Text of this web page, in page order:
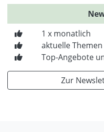
1 x monatlich
aktuelle
Top-Angebote
Zur